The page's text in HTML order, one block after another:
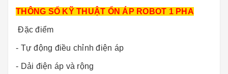
THÔNG SỐ KỸ THUẬT ỔN ÁP ROBOT 1 PHA
Đặc điểm
- Tự động điều chỉnh điện áp
- Dải điện áp và rộng